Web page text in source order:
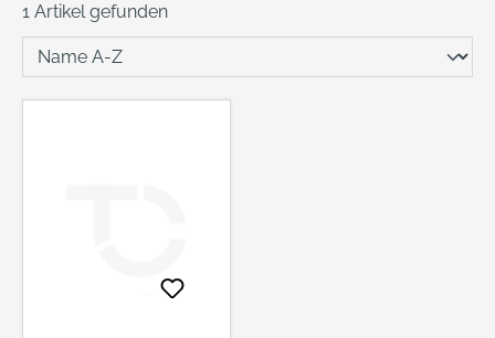
1 Artikel gefunden